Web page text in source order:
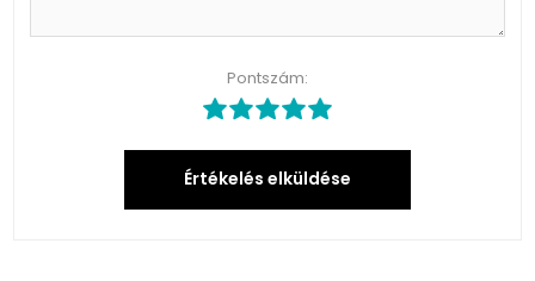
Pontszám:
Értékelés elküldése